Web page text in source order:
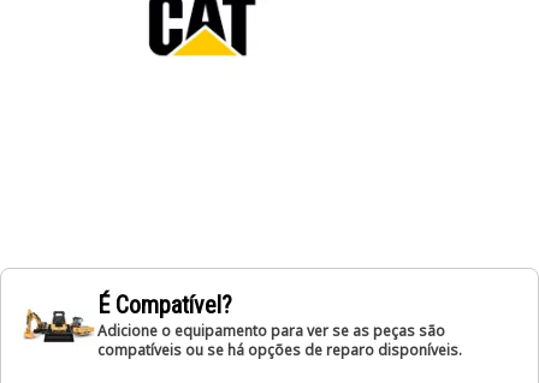
É Compatível?
Adicione o equipamento para ver se as peças são
compatíveis ou se há opções de reparo disponíveis.